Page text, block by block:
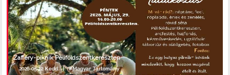
Zafféry-piknik Péliföldszentkereszten
2026-05-12 Kedd |#Magyar Tartomány